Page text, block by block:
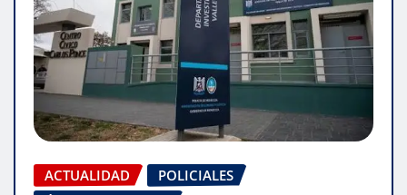
ACTUALIDAD
POLICIALES